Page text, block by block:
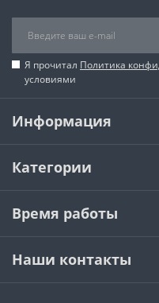
Я прочитал Политика
условиями
Информация
Категории
Время работы
Наши контакты